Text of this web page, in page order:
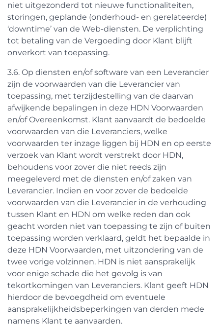
niet uitgezonderd tot nieuwe functionaliteiten,
storingen, geplande (onderhoud- en gerelateerde)
‘downtime’ van de Web-diensten. De verplichting
tot betaling van de Vergoeding door Klant blijft
onverkort van toepassing.
3.6. Op diensten en/of software van een Leverancier
zijn de voorwaarden van die Leverancier van
toepassing, met terzijdestelling van de daarvan
afwijkende bepalingen in deze HDN Voorwaarden
en/of Overeenkomst. Klant aanvaardt de bedoelde
voorwaarden van die Leveranciers, welke
voorwaarden ter inzage liggen bij HDN en op eerste
verzoek van Klant wordt verstrekt door HDN,
behoudens voor zover die niet reeds zijn
meegeleverd met de diensten en/of zaken van
Leverancier. Indien en voor zover de bedoelde
voorwaarden van die Leverancier in de verhouding
tussen Klant en HDN om welke reden dan ook
geacht worden niet van toepassing te zijn of buiten
toepassing worden verklaard, geldt het bepaalde in
deze HDN Voorwaarden, met uitzondering van de
twee vorige volzinnen. HDN is niet aansprakelijk
voor enige schade die het gevolg is van
tekortkomingen van Leveranciers. Klant geeft HDN
hierdoor de bevoegdheid om eventuele
aansprakelijkheidsbeperkingen van derden mede
namens Klant te aanvaarden.